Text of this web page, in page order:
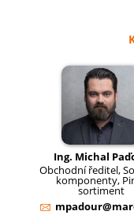
Ing. Michal
Obchodní ředitel,
komponenty,
sortiment